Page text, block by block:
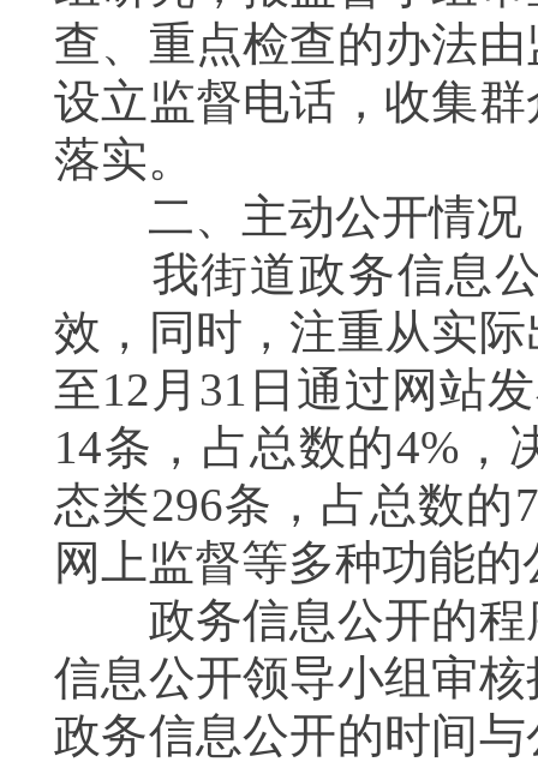
查、重点检查的办法
设立监督电话，收集
落实。
二、主动公开情况
我街道政务信息
效，同时，注重从实
至12月31日通过网站
14条，占总数的4%，
态类296条，占总数的
网上监督等多种功能
政务信息公开的程
信息公开领导小组审
政务信息公开的时间